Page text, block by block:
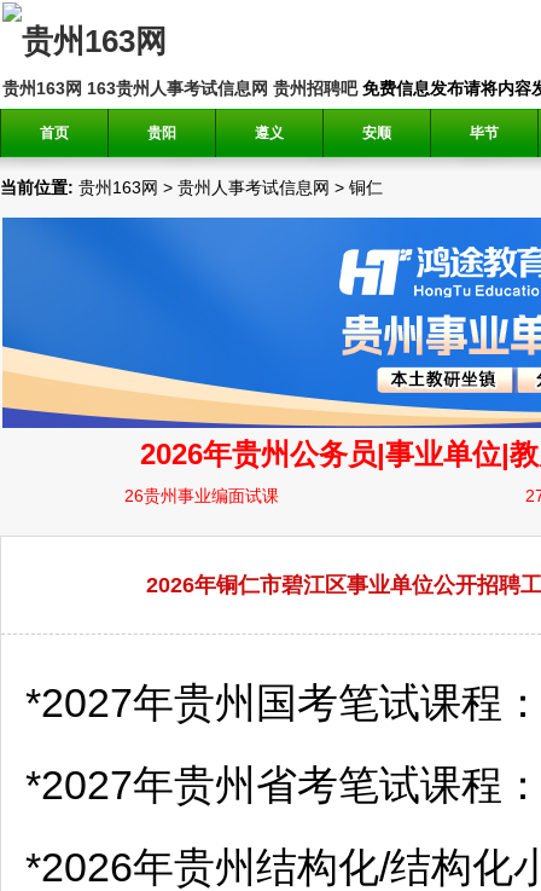
贵州163网 163贵州人事考试信息网 贵州招聘吧免费信息发布请将内容
首页 贵阳 遵义 安顺 毕节
当前位置: 贵州163网 > 贵州人事考试信息网 > 铜仁
2026年铜仁市碧江区事业单位公开招聘
*2027年贵州国考笔试课程
*2027年贵州省考笔试课程
*2026年贵州结构化/结构化